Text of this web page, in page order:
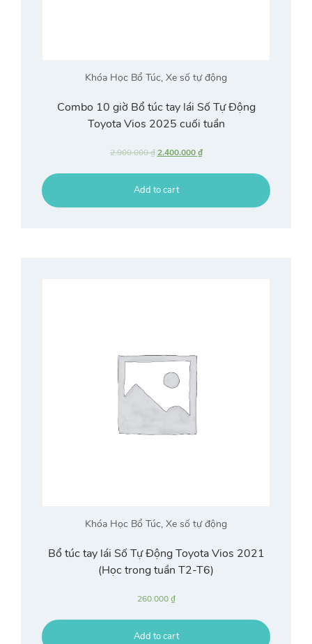
Khóa Học Bổ Túc, Xe số tự động
Combo 10 giờ Bổ túc tay lái Số Tự Động
Toyota Vios 2025 cuối tuần
2.900.000₫ 2.400.000₫
Add to cart
Khóa Học Bổ Túc, Xe số tự động
Bổ túc tay lái Số Tự Động Toyota Vios 2021
(Học trong tuần T2-T6)
260.000₫
Add to cart